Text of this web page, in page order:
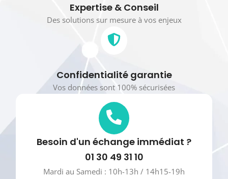
Expertise & Conseil
Des solutions sur mesure à vos enjeux
Confidentialité garantie
Vos données sont 100% sécurisées
Besoin d'un échange immédiat ?
01 30 49 31 10
Mardi au Samedi : 10h-13h / 14h15-19h